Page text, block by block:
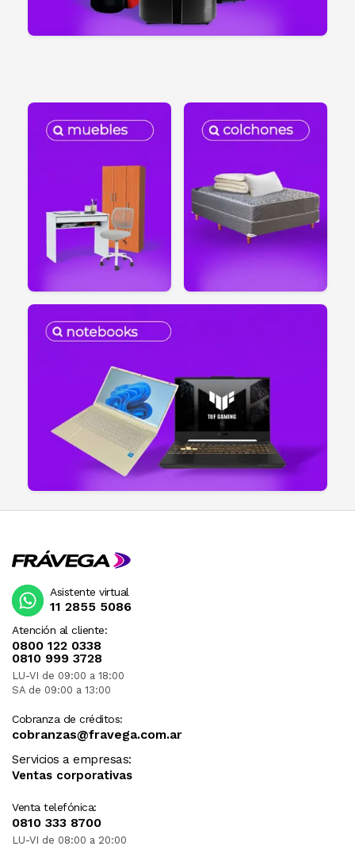
Atención al cliente:
0800 122 0338
0810 999 3728
LU-VI de 09:00 a 18:00
SA de 09:00 a 13:00
Cobranza de créditos:
cobranzas@fravega.com.ar
Servicios a empresas:
Ventas corporativas
Venta telefónica:
0810 333 8700
LU-VI de 08:00 a 20:00
Asistente virtual
11 2855 5086